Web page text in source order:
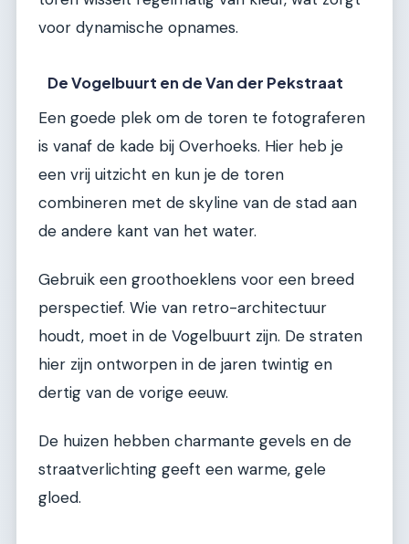
voor dynamische opnames.
De Vogelbuurt en de Van der Pekstraat
Een goede plek om de toren te fotograferen
is vanaf de kade bij Overhoeks. Hier heb je
een vrij uitzicht en kun je de toren
combineren met de skyline van de stad aan
de andere kant van het water.
Gebruik een groothoeklens voor een breed
perspectief. Wie van retro-architectuur
houdt, moet in de Vogelbuurt zijn. De straten
hier zijn ontworpen in de jaren twintig en
dertig van de vorige eeuw.
De huizen hebben charmante gevels en de
straatverlichting geeft een warme, gele
gloed.